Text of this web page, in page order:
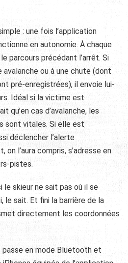
: une fois l’application
en autonomie. À chaque
parcours précédant l’arrêt. Si
ou à une chute (dont
pré-enregistrées), il envoie lui-
Idéal si la victime est
qu’en cas d’avalanche, les
sont vitales. Si elle est
déclencher l’alerte
on l’aura compris, s’adresse en
pistes.
le skieur ne sait pas où il se
le sait. Et fini la barrière de la
directement les coordonnées
passe en mode Bluetooth et